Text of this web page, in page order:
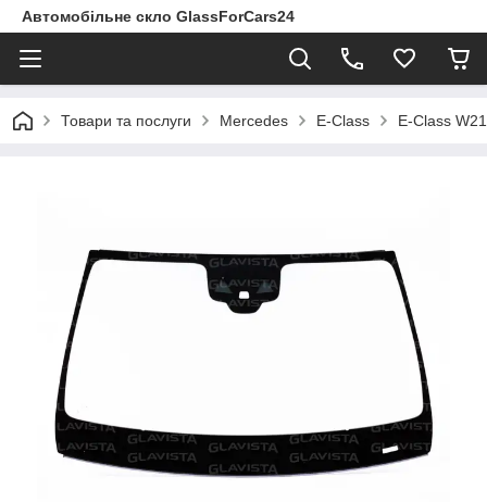
Автомобільне скло GlassForCars24
Товари та послуги Mercedes E-Class E-Class